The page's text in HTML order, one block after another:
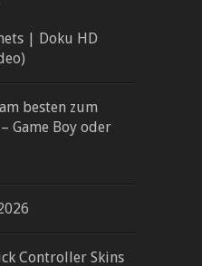
| Doku HD
besten zum
Game Boy oder
Controller Skins